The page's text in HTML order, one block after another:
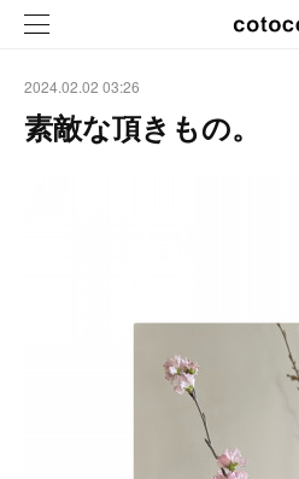
2024.02.02 03:26
素敵な頂きもの。